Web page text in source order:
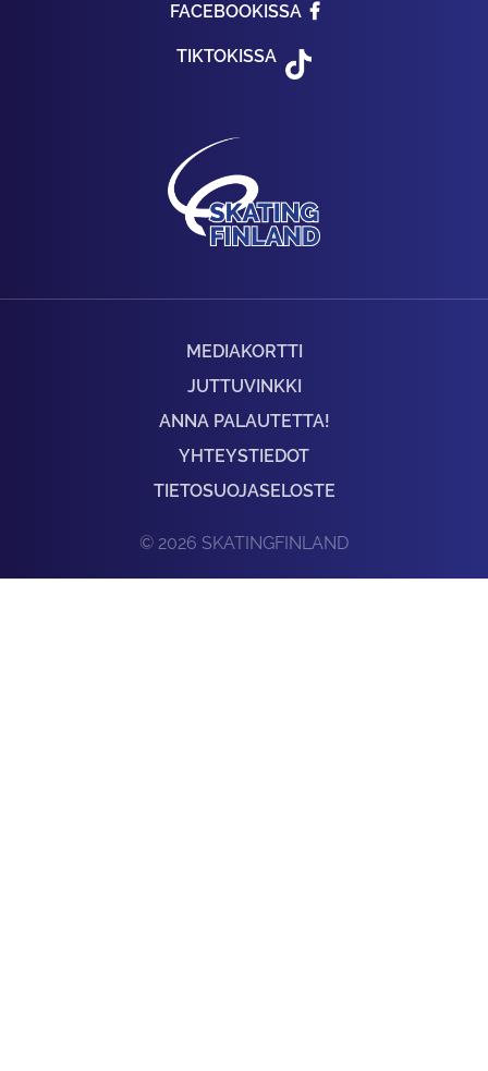
FACEBOOKISSA
TIKTOKISSA
MEDIAKORTTI
JUTTUVINKKI
ANNA PALAUTETTA!
YHTEYSTIEDOT
TIETOSUOJASELOSTE
© 2026 SKATINGFINLAND